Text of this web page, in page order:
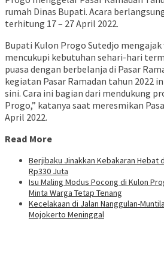
rumah Dinas Bupati. Acara
terhitung 17 – 27 April 2022.
Bupati Kulon Progo Sutedjo mengajak
mencukupi kebutuhan sehari-hari
puasa dengan berbelanja di Pasar
kegiatan Pasar Ramadan tahun 2022
sini. Cara ini bagian dari mendukung
Progo,” katanya saat meresmikan
April 2022.
Read More
Berjibaku Jinakkan Kebakaran Hebat
Rp330 Juta
Isu Maling Modus Pocong di Kulon
Minta Warga Tetap Tenang
Kecelakaan di Jalan Nanggulan-
Mojokerto Meninggal